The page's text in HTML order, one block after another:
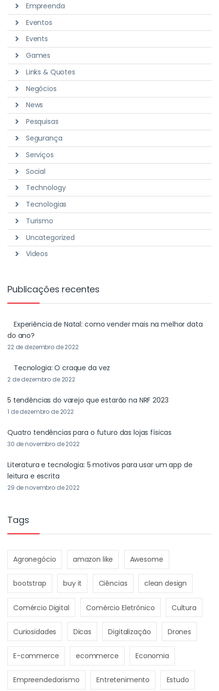
Empreenda
Eventos
Events
Games
Links & Quotes
Negócios
News
Pesquisas
Segurança
Serviços
Social
Technology
Tecnologias
Turismo
Uncategorized
Videos
Publicações recentes
Experiência de Natal: como vender mais na melhor data
do ano?
22 de dezembro de 2022
Tecnologia: O craque da vez
2 de dezembro de 2022
5 tendências do varejo que estarão na NRF 2023
1 de dezembro de 2022
Quatro tendências para o futuro das lojas físicas
30 de novembro de 2022
Literatura e tecnologia: 5 motivos para usar um app de
leitura e escrita
29 de novembro de 2022
Tags
Agronegócio amazon like Awesome
bootstrap buy it Ciências clean design
Comércio Digital Comércio Eletrônico Cultura
Curiosidades Dicas Digitalização Drones
E-commerce ecommerce Economia
Empreendedorismo Entretenimento Estudo